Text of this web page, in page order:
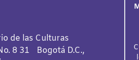
de las Culturas
8 31 Bogotá D.C.,